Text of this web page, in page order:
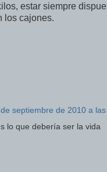
estar siempre
los cajones.
de septiembre de 2010 a
lo que debería ser la vida